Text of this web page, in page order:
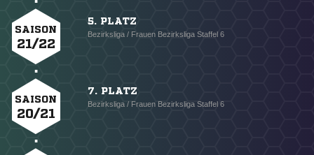
SAISON
21/22
5. PLATZ
Bezirksliga / Frauen Bezirksliga Staffel 6
SAISON
20/21
7. PLATZ
Bezirksliga / Frauen Bezirksliga Staffel 6